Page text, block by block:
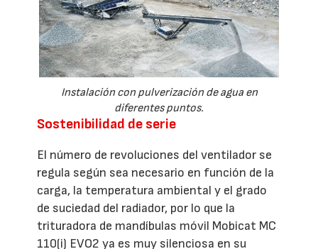
Instalación con pulverización de agua en
diferentes puntos.
Sostenibilidad de serie
El número de revoluciones del ventilador se
regula según sea necesario en función de la
carga, la temperatura ambiental y el grado
de suciedad del radiador, por lo que la
trituradora de mandíbulas móvil Mobicat MC
110(i) EVO2 ya es muy silenciosa en su